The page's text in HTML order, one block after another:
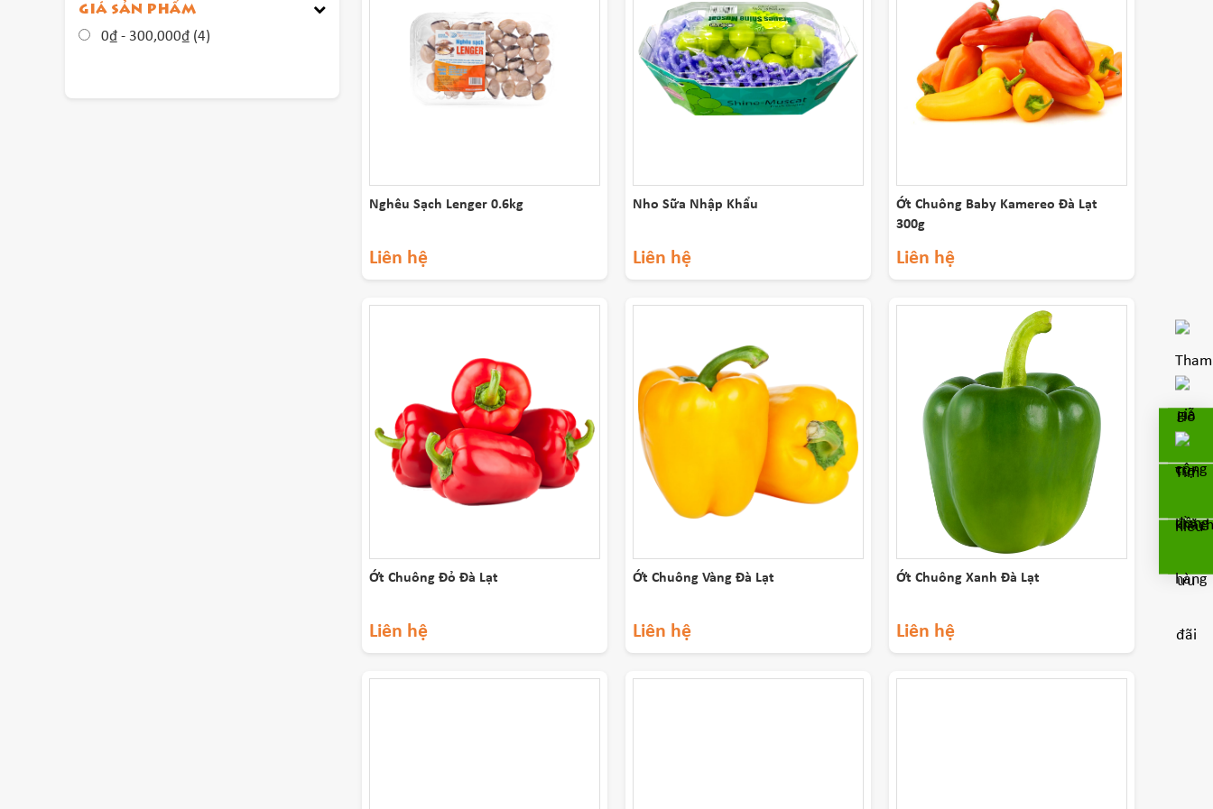
GIÁ SẢN PHẨM
0₫ - 300,000₫ (4)
Thủy hải sản(5)
Các loại thịt(15)
300,000₫(4)
Nghêu Sạch Lenger 0.6kg
Liên hệ
Nho Sữa Nhập Khẩu
Liên hệ
Ớt Chuông Baby Kamereo Đà Lạt
300g
Liên hệ
Ớt Chuông Đỏ Đà Lạt
Liên hệ
Ớt Chuông Vàng Đà Lạt
Liên hệ
Ớt Chuông Xanh Đà Lạt
Liên hệ